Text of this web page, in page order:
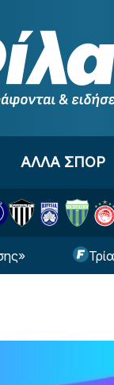
ΑΛΛΑ ΣΠΟΡ
Τρία